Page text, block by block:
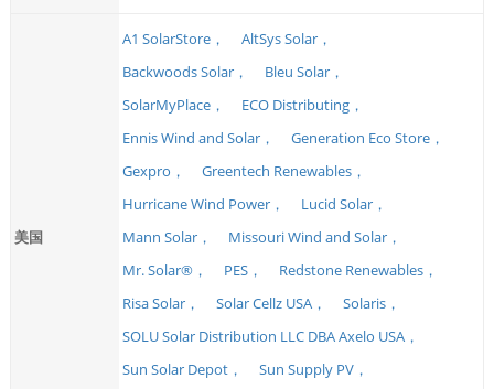
美国
A1 SolarStore，
AltSys Solar，
Backwoods Solar，
Bleu Solar，
SolarMyPlace，
ECO Distributing，
Ennis Wind and Solar，
Generation Eco Store，
Gexpro，
Greentech Renewables，
Hurricane Wind Power，
Lucid Solar，
Mann Solar，
Missouri Wind and Solar，
Mr. Solar®，
PES，
Redstone Renewables，
Risa Solar，
Solar Cellz USA，
Solaris，
SOLU Solar Distribution LLC DBA Axelo USA，
Sun Solar Depot，
Sun Supply PV，